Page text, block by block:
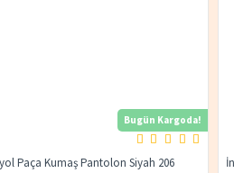
Bugün Kargoda!
Paça Kumaş Pantolon Siyah 206